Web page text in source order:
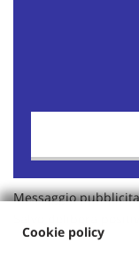
Messaggio
Cookie policy